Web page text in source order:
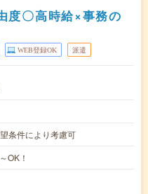
度〇高時給×事務の
WEB登録OK 派遣
条件により考慮可
！